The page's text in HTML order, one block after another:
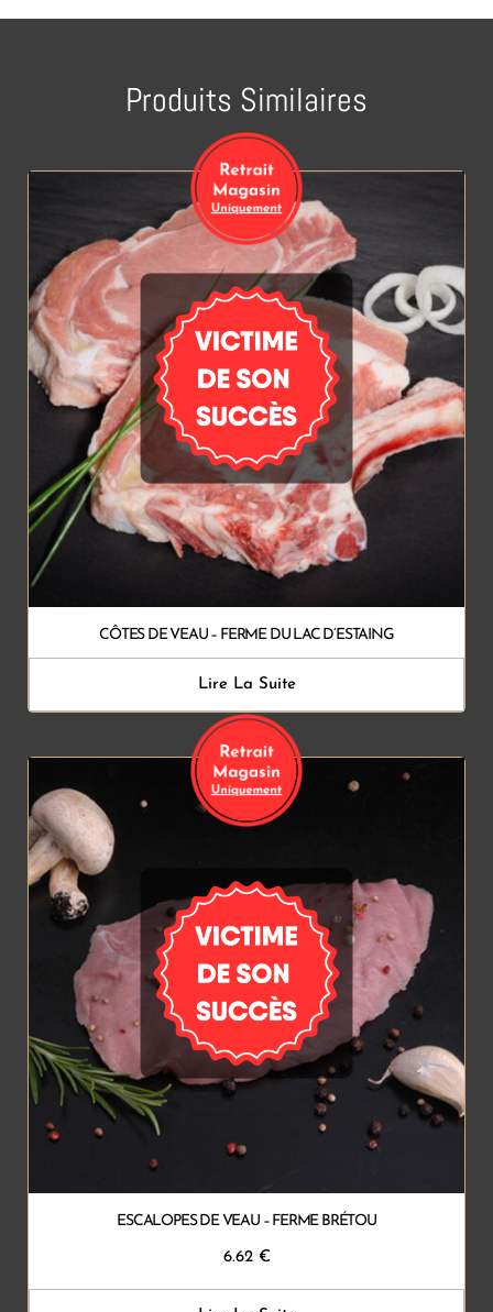
Produits Similaires
CÔTES DE VEAU – FERME DU LAC D’ESTAING
Lire La Suite
ESCALOPES DE VEAU – FERME BRÉTOU
6.62 €